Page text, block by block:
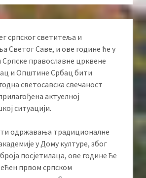
српског светитеља и
Светог Саве, и ове године ће у
Српске православне црквене
и Општине Србац бити
светосавска свечаност
актуелној
ситуацији.
одржавања традиционалне
у Дому културе, због
посјетилаца, ове године ће
првом српском